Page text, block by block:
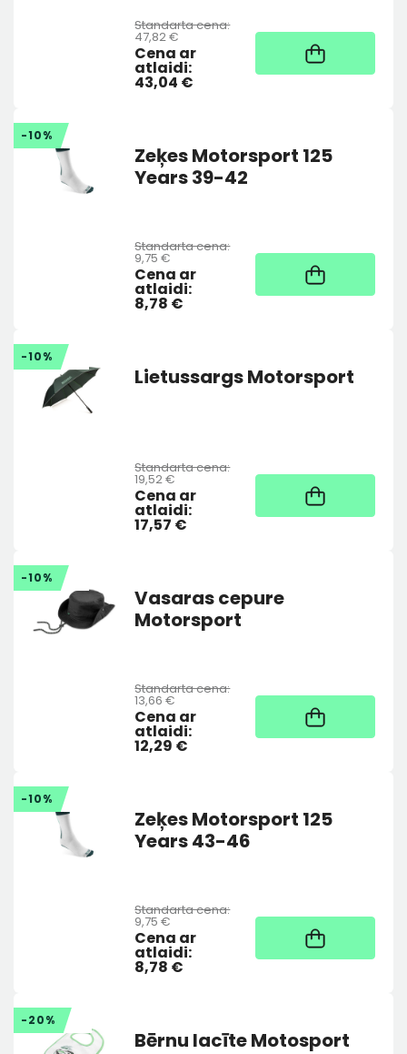
Standarta cena:
47,82 €
Cena ar
atlaidi:
43,04 €
Noliktavā
-10%
Zeķes Motorsport 125
Years 39-42
Standarta cena:
9,75 €
Cena ar
atlaidi:
8,78 €
Noliktavā
-10%
Lietussargs Motorsport
Standarta cena:
19,52 €
Cena ar
atlaidi:
17,57 €
Noliktavā
-10%
Vasaras cepure
Motorsport
Standarta cena:
13,66 €
Cena ar
atlaidi:
12,29 €
Noliktavā
-10%
Zeķes Motorsport 125
Years 43-46
Standarta cena:
9,75 €
Cena ar
atlaidi:
8,78 €
Noliktavā
-20%
Bērnu lacīte Motosport